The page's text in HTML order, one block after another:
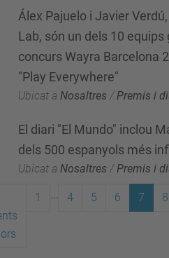
Álex Pajuelo i Javier
Lab, són un dels 10
concurs Wayra Barcelona
"Play Everywhere"
Ubicat a Nosaltres / Premis i
El diari "El Mundo" inclou
dels 500 espanyols més
Ubicat a Nosaltres /Premis i
1 4 5 6 7 8